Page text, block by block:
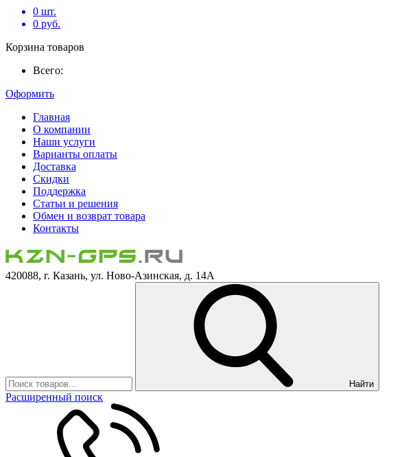
0 шт.
0 руб.
Корзина товаров
Всего:
Оформить
Главная
О компании
Наши услуги
Варианты оплаты
Доставка
Скидки
Поддержка
Статьи и решения
Обмен и возврат товара
Контакты
420088, г. Казань, ул. Ново-Азинская, д. 14А
Найти
Расширенный поиск